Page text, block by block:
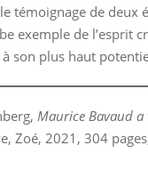
témoignage de deux
exemple de l’esprit
son plus haut
Maurice Bavaud
Zoé, 2021, 304